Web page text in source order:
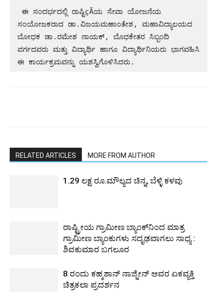
ಸಂಯೋಜಕರಾದ ಡಾ.ವಿಜಯಮಹಾಂತೇಶ, ಮಹಾವಿದ್ಯಾಲಯದ
ಬೋಧಕ ಡಾ.ರಮೇಶ ನಾಯಕ್, ಬೊಧಕೇತರ ಸಿಬ್ಬಂದಿ
ವರ್ಗದವರು ಮತ್ತು ವಿದ್ಯಾರ್ಥಿ ಹಾಗೂ ವಿದ್ಯಾರ್ಥಿನಿಯರು ಭಾಗವಹಿಸಿ
ಈ ಕಾರ್ಯಕ್ರಮವನ್ನು ಯಶಸ್ವಿಗೊಳಿಸಿದರು.
RELATED ARTICLES MORE FROM AUTHOR
1.29 ಲಕ್ಷ ರೂ.ಮೌಲ್ಯದ ಚಿನ್ನ, ಬೆಳ್ಳಿ ಕಳವು
ರಾಷ್ಟ್ರೀಯ ಗ್ರಾಮೀಣ ಬ್ಯಾಂಕ್‍ನಿಂದ ಮಾತ್ರ
ಗ್ರಾಮೀಣ ಬ್ಯಾಂಕುಗಳು ಸದೃಢವಾಗಲು ಸಾಧ್ಯ :
ಶಿವಕುಮಾರ ಬಗಲೂರ
8 ರಂದು ಕಹ್ಕಶಾನ್ ನಾಜ್ನೀನ್ ಅವರ ಏಕವ್ಯಕ್ತಿ
ಚಿತ್ರಕಲಾ ಪ್ರದರ್ಶನ